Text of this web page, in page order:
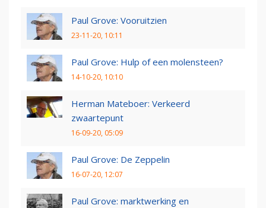
Paul Grove: Vooruitzien
23-11-20, 10:11
Paul Grove: Hulp of een molensteen?
14-10-20, 10:10
Herman Mateboer: Verkeerd
zwaartepunt
16-09-20, 05:09
Paul Grove: De Zeppelin
16-07-20, 12:07
Paul Grove: marktwerking en